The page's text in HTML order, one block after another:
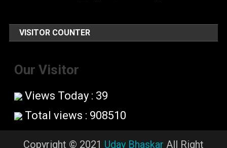
VISITOR COUNTER
Our Visitor
Views Today : 39
Total views : 908510
Copyright © 2021 Uday Bhaskar All Right